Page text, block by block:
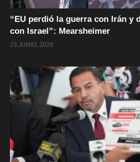
“EU perdió la guerra con Irán y
con Israel”: Mearsheimer
23 JUNIO, 2026